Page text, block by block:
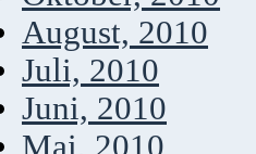
August, 2010
Juli, 2010
Juni, 2010
Mai, 2010